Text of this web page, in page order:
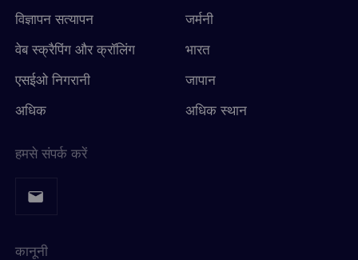
विज्ञापन सत्यापन
वेब स्क्रैपिंग और क्रॉलिंग
एसईओ निगरानी
अधिक
जर्मनी
भारत
जापान
अधिक स्थान
हमसे संपर्क करें
कानूनी